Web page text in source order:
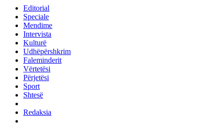
Editorial
Speciale
Mendime
Intervista
Kulturë
Udhëpërshkrim
Faleminderit
Vërtetësi
Përjetësi
Sport
Shtesë
Redaksia